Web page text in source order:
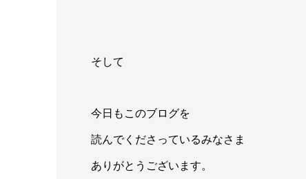
そして
今日もこのブログを
読んでくださっているみなさま
ありがとうございます。